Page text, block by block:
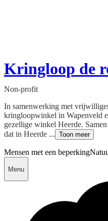
Kringloop de
Non-profit
In samenwerking met
kringloopwinkel in Wapenveld
gezellige winkel Heerde.
dat in Heerde ... Toon meer
Mensen met een beperking
Menu